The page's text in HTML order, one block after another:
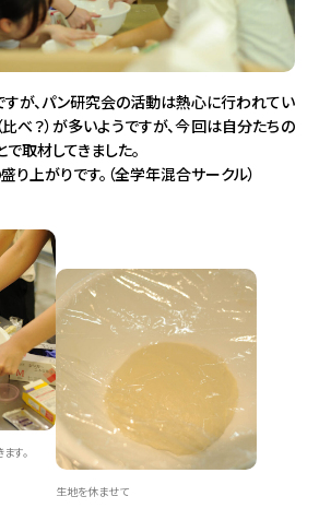
が、パン研究会の活動は熱心に行われてい
べ？）が多いようですが、今回は自分たちの
取材してきました。
上がりです。（全学年混合サークル）
す。
生地を休ませて